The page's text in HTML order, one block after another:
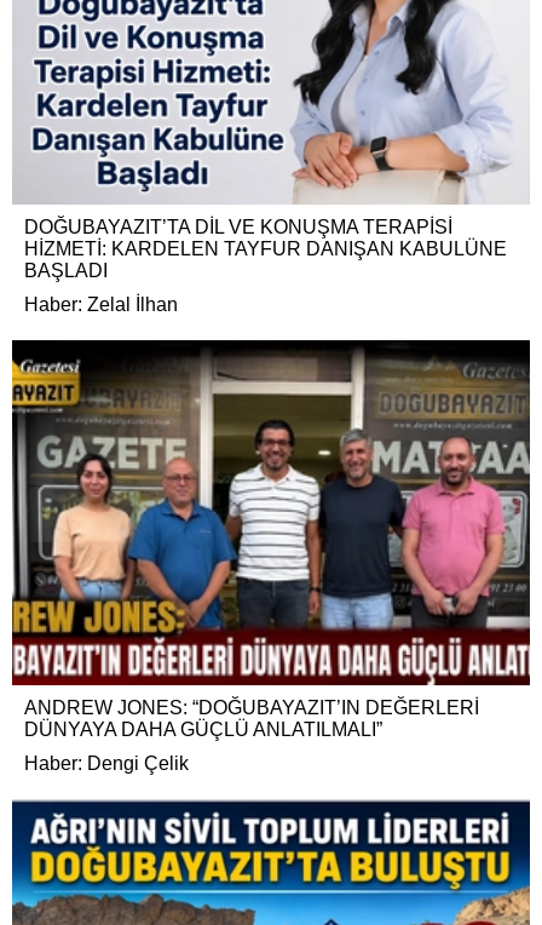
DOĞUBAYAZIT’TA DİL VE KONUŞMA TERAPİSİ
HİZMETİ: KARDELEN TAYFUR DANIŞAN KABULÜNE
BAŞLADI
Haber: Zelal İlhan
ANDREW JONES: “DOĞUBAYAZIT’IN DEĞERLERİ
DÜNYAYA DAHA GÜÇLÜ ANLATILMALI”
Haber: Dengi Çelik